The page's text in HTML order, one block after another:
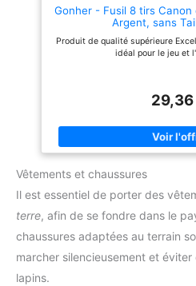
Gonher - Fusil 8 tirs
Argent, sans
Produit de qualité supérieure
idéal pour le jeu et
29,36
Vêtements et chaussures
Il est essentiel de porter des
terre, afin de se fondre dans le
chaussures adaptées au terrain
marcher silencieusement et
lapins.